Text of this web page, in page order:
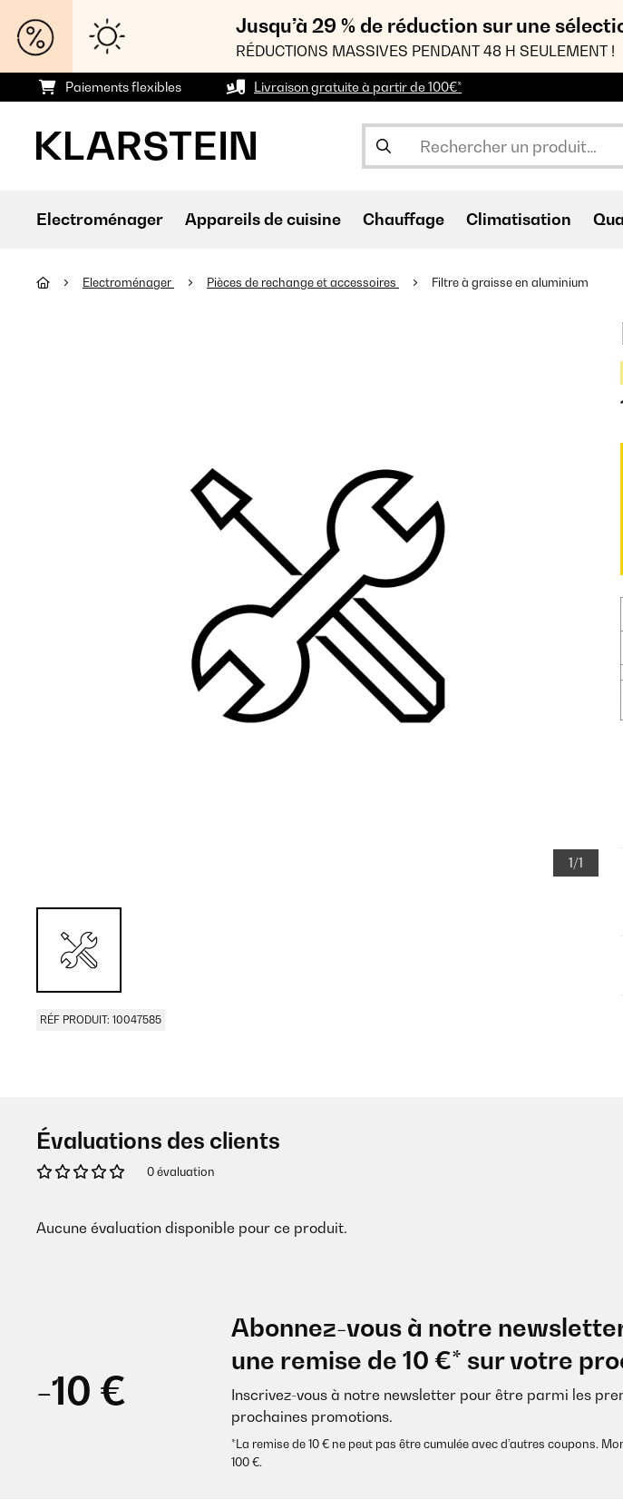
Jusqu’à 29 % de réduction sur une
RÉDUCTIONS MASSIVES PENDANT 48 H SEULEMENT !
Paiements flexibles Livraison gratuite à partir de 100€*
Electroménager Appareils de cuisine Chauffage Climatisation
Electroménager Pièces de rechange et accessoires Filtre à graisse en aluminium
1/1
RÉF PRODUIT: 10047585
Évaluations des clients
0 évaluation
Aucune évaluation disponible pour ce produit.
-10 €
Abonnez-vous à notre
une remise de 10 €* sur votre
Inscrivez-vous à notre newsletter pour être parmi les
prochaines promotions.
*La remise de 10 € ne peut pas être cumulée avec d’autres coupons.
100 €.